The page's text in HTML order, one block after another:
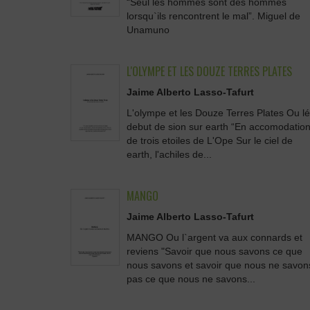
lorsqu`ils rencontrent le mal”. Miguel de
Unamuno
L'OLYMPE ET LES DOUZE TERRES PLATES
Jaime Alberto Lasso-Tafurt
L'olympe et les Douze Terres Plates Ou lé
debut de sion sur earth “En accomodation
de trois etoiles de L'Ope Sur le ciel de
earth, l'achiles de...
MANGO
Jaime Alberto Lasso-Tafurt
MANGO Ou l`argent va aux connards et
reviens "Savoir que nous savons ce que
nous savons et savoir que nous ne
pas ce que nous ne savons...